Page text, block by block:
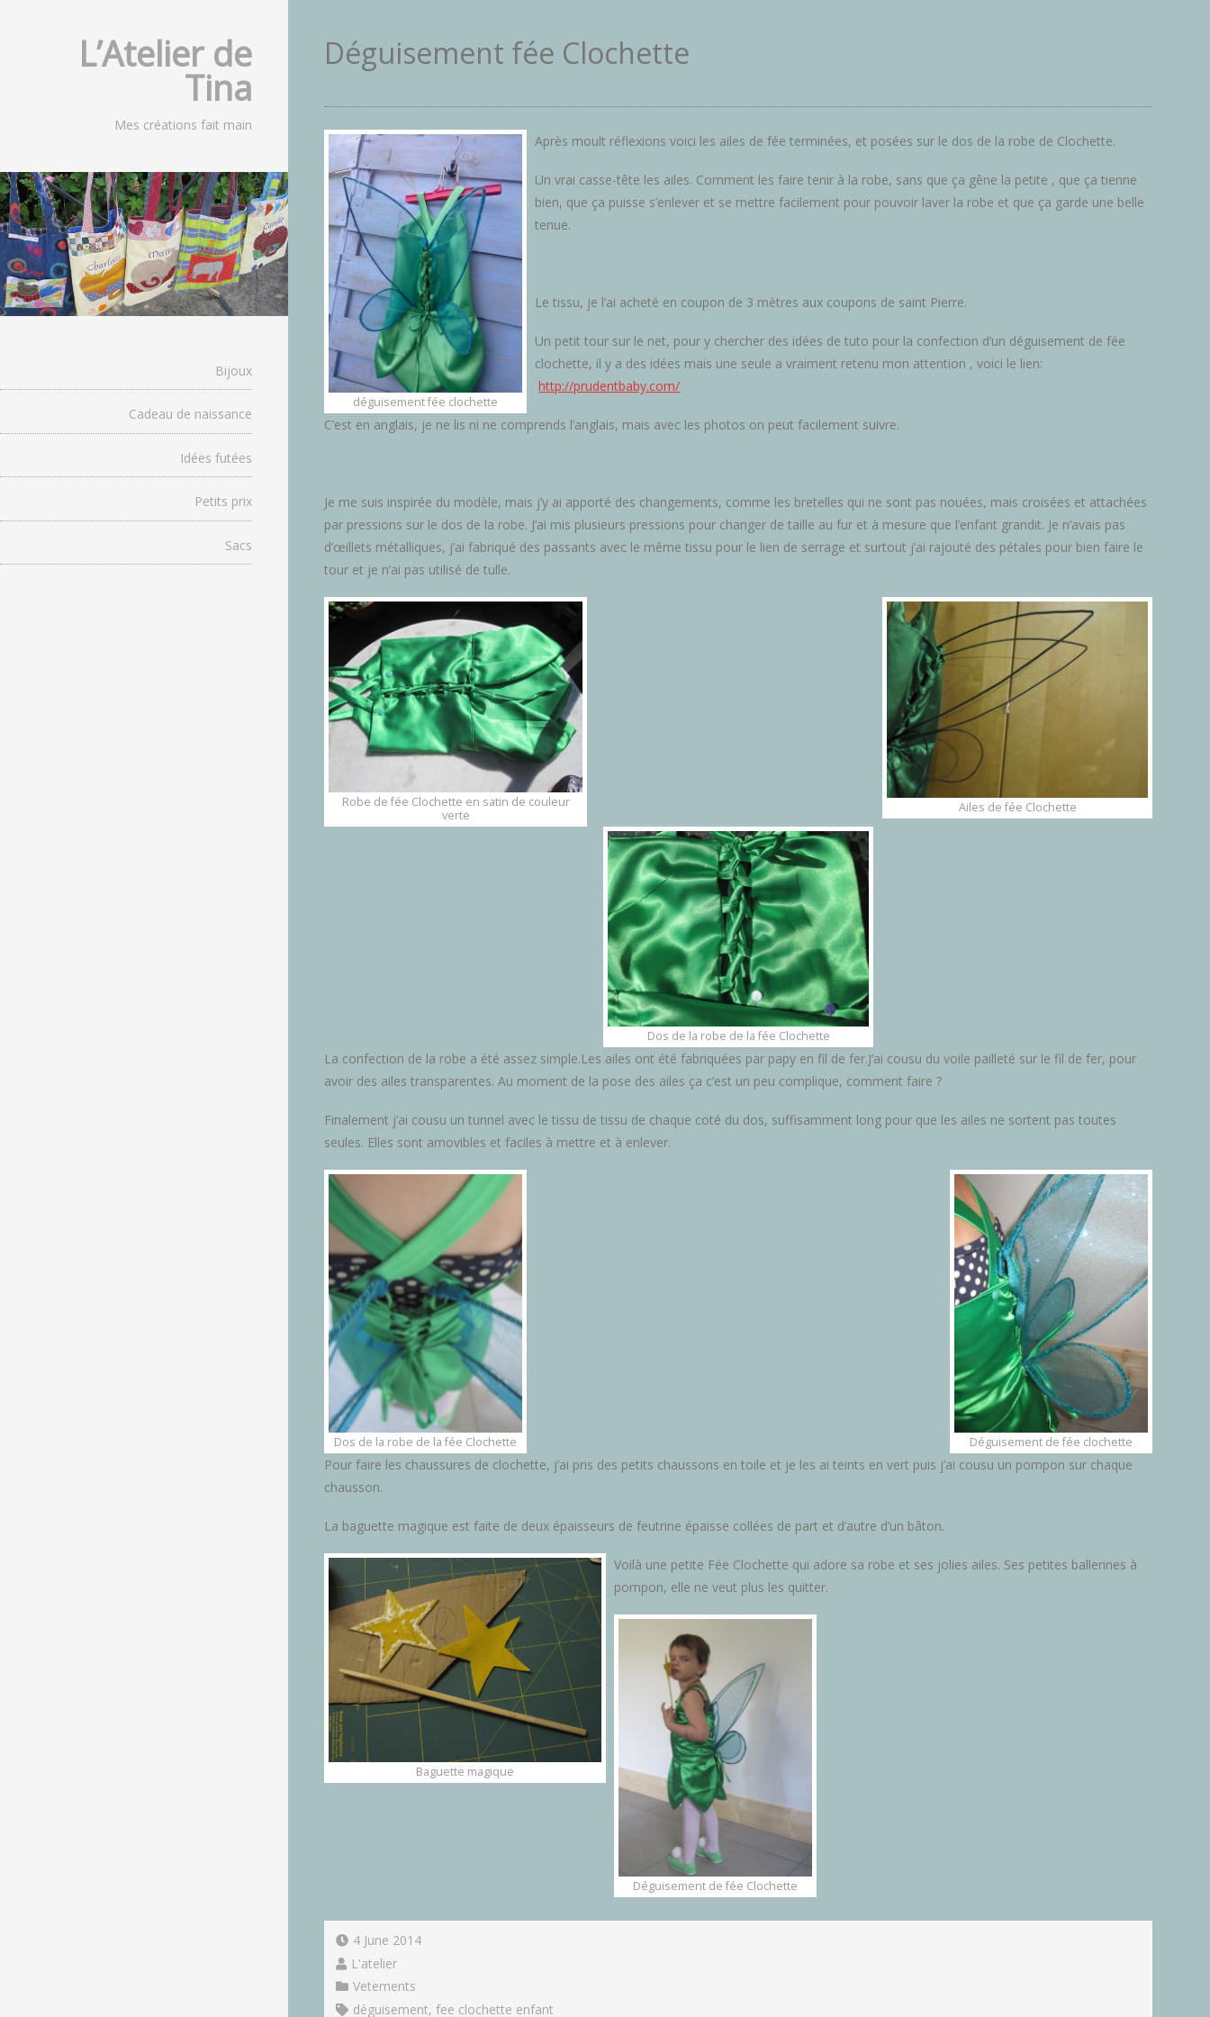
L’Atelier de
Tina
Mes créations fait main
Bijoux
Cadeau de naissance
Idées futées
Petits prix
Sacs
Déguisement fée Clochette
déguisement fée clochette
Après moult réflexions voici les ailes de fée terminées, et posées sur le dos de la robe de Clochette.
Un vrai casse-tête les ailes. Comment les faire tenir à la robe, sans que ça gêne la petite , que ça tienne
bien, que ça puisse s’enlever et se mettre facilement pour pouvoir laver la robe et que ça garde une belle
tenue.
Le tissu, je l’ai acheté en coupon de 3 mètres aux coupons de saint Pierre.
Un petit tour sur le net, pour y chercher des idées de tuto pour la confection d’un déguisement de fée
clochette, il y a des idées mais une seule a vraiment retenu mon attention , voici le lien:
http://prudentbaby.com/
C’est en anglais, je ne lis ni ne comprends l’anglais, mais avec les photos on peut facilement suivre.
Je me suis inspirée du modèle, mais j’y ai apporté des changements, comme les bretelles qui ne sont pas nouées, mais croisées et attachées
par pressions sur le dos de la robe. J’ai mis plusieurs pressions pour changer de taille au fur et à mesure que l’enfant grandit. Je n’avais pas
d’œillets métalliques, j’ai fabriqué des passants avec le même tissu pour le lien de serrage et surtout j’ai rajouté des pétales pour bien faire le
tour et je n’ai pas utilisé de tulle.
Robe de fée Clochette en satin de couleur
verte
Ailes de fée Clochette
Dos de la robe de la fée Clochette
La confection de la robe a été assez simple.Les ailes ont été fabriquées par papy en fil de fer.J’ai cousu du voile pailleté sur le fil de fer, pour
avoir des ailes transparentes. Au moment de la pose des ailes ça c’est un peu complique, comment faire ?
Finalement j’ai cousu un tunnel avec le tissu de tissu de chaque coté du dos, suffisamment long pour que les ailes ne sortent pas toutes
seules. Elles sont amovibles et faciles à mettre et à enlever.
Déguisement de fée clochette
Dos de la robe de la fée Clochette
Pour faire les chaussures de clochette, j’ai pris des petits chaussons en toile et je les ai teints en vert puis j’ai cousu un pompon sur chaque
chausson.
La baguette magique est faite de deux épaisseurs de feutrine épaisse collées de part et d’autre d’un bâton.
Baguette magique
Voilà une petite Fée Clochette qui adore sa robe et ses jolies ailes. Ses petites ballerines à
pompon, elle ne veut plus les quitter.
Déguisement de fée Clochette
4 June 2014
L'atelier
Vetements
déguisement,fee clochette enfant